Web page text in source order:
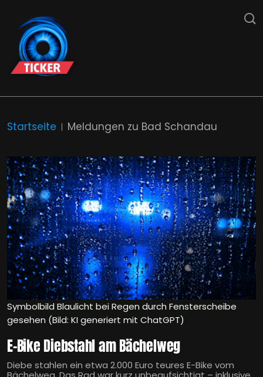
Startseite Meldungen zu Bad Schandau
Symbolbild Blaulicht bei Regen durch Fensterscheibe
gesehen (Bild: KI generiert mit ChatGPT)
E-Bike Diebstahl am Bächelweg
Diebe stahlen ein etwa 2.000 Euro teures E-Bike vom